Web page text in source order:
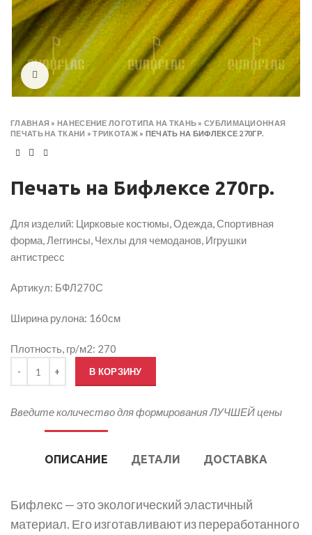
Click to enlarge
ГЛАВНАЯ »НАНЕСЕНИЕ ЛОГОТИПА НА ТКАНЬ »СУБЛИМАЦИОННАЯ
ПЕЧАТЬ НА ТКАНИ »ТРИКОТАЖ» ПЕЧАТЬ НА БИФЛЕКСЕ 270ГР.
Печать на Бифлексе 270гр.
Для изделий: Цирковые костюмы, Одежда, Спортивная
форма, Леггинсы, Чехлы для чемоданов, Игрушки
антистресс
Артикул: БФЛ270С
Ширина рулона: 160см
Плотность, гр/м2: 270
В КОРЗИНУ
Введите количество для формирования ЛУЧШЕЙ цены
ОПИСАНИЕ ДЕТАЛИ ДОСТАВКА
Бифлекс — это экологический эластичный
материал. Его изготавливают из переработанного